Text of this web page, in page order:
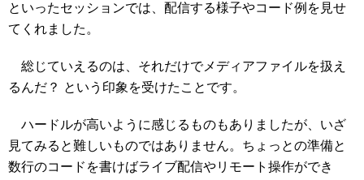
といったセッションでは、配信する様子やコード例を見せ
てくれました。
総じていえるのは、それだけでメディアファイルを扱え
るんだ？ という印象を受けたことです。
ハードルが高いように感じるものもありましたが、いざ
見てみると難しいものではありません。ちょっとの準備と
数行のコードを書けばライブ配信やリモート操作ができ